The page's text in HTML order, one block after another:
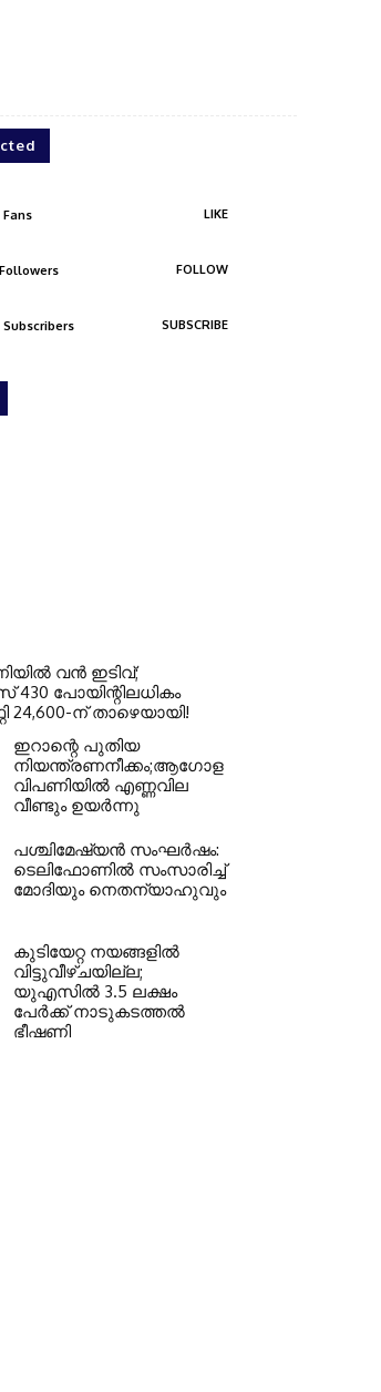
Fans LIKE
Followers FOLLOW
Subscribers SUBSCRIBE
വന്‍ ഇടിവ്;
പോയിന്റിലധികം
24,600-ന് താഴെയായി!
ഇറാന്റെ പുതിയ
നിയന്ത്രണനീക്കം;ആഗോള
വിപണിയിൽ എണ്ണവില
വീണ്ടും ഉയർന്നു
പശ്ചിമേഷ്യന്‍ സംഘര്‍ഷം:
ടെലിഫോണില്‍ സംസാരിച്ച്
മോദിയും നെതന്യാഹുവും
കുടിയേറ്റ നയങ്ങളില്‍
വിട്ടുവീഴ്ചയില്ല;
യുഎസില്‍ 3.5 ലക്ഷം
പേര്‍ക്ക് നാടുകടത്തല്‍
ഭീഷണി